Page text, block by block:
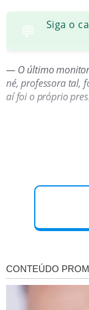
💬
Siga o
— O último
né, professora tal,
aí foi o próprio